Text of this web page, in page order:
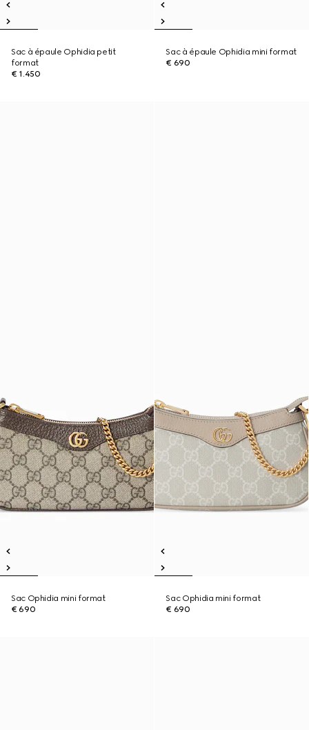
Sac à épaule Ophidia petit
format
€ 1.450
Sac à épaule Ophidia mini format
€ 690
Sac Ophidia mini format
€ 690
Sac Ophidia mini format
€ 690